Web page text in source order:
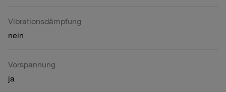
Vibrationsdämpfung
nein
Vorspannung
ja